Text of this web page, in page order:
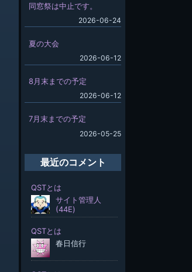
同窓祭は中止です。
2026-06-24
夏の大会
2026-06-12
8月末までの予定
2026-06-12
7月末までの予定
2026-05-25
最近のコメント